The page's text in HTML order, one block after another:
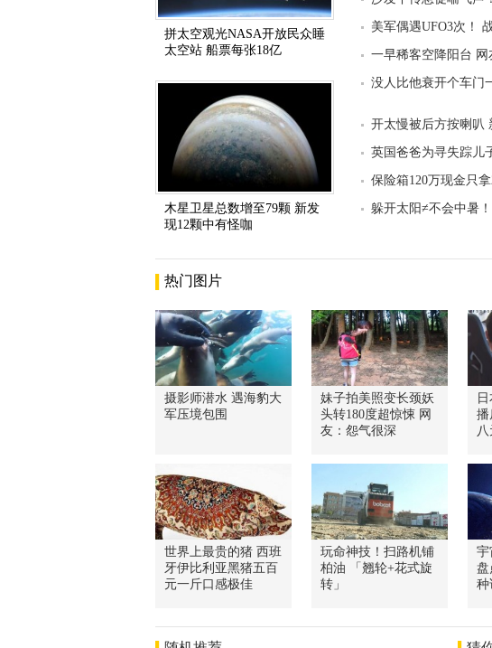
拼太空观光NASA开放民众睡
太空站 船票每张18亿
木星卫星总数增至79颗 新发
现12颗中有怪咖
美军偶遇UFO3次！
一早稀客空降阳台
没人比他衰开个车门
开太慢被后方按喇叭
英国爸爸为寻失踪儿
保险箱120万现金只
躲开太阳≠不会中暑
热门图片
摄影师潜水 遇海豹大
军压境包围
妹子拍美照变长颈妖
头转180度超惊悚 网
友：怨气很深
播
世界上最贵的猪 西班
牙伊比利亚黑猪五百
元一斤口感极佳
玩命神技！扫路机铺
柏油 「翘轮+花式旋
转」
宇
盘
种